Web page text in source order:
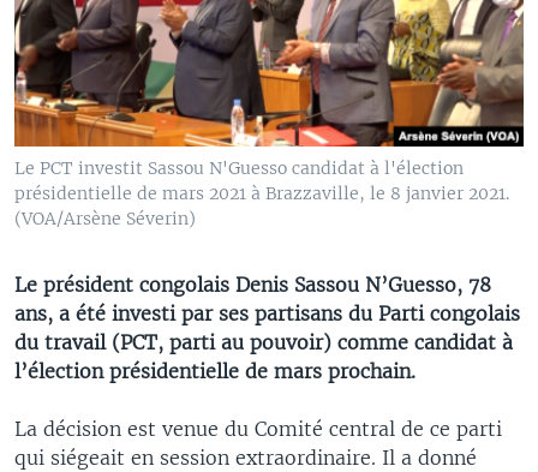
Le PCT investit Sassou N'Guesso candidat à l'élection
présidentielle de mars 2021 à Brazzaville, le 8 janvier 2021.
(VOA/Arsène Séverin)
Le président congolais Denis Sassou N’Guesso, 78
ans, a été investi par ses partisans du Parti congolais
du travail (PCT, parti au pouvoir) comme candidat à
l’élection présidentielle de mars prochain.
La décision est venue du Comité central de ce parti
qui siégeait en session extraordinaire. Il a donné